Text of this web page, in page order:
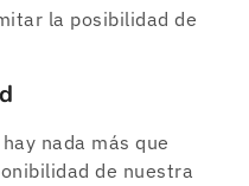
la posibilidad de
nada más que
de nuestra